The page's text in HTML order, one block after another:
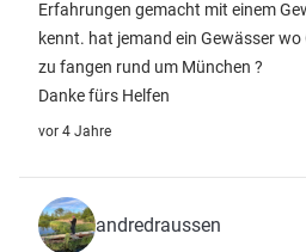
Erfahrungen gemacht mit einem
kennt. hat jemand ein Gewässer
zu fangen rund um München ?
Danke fürs Helfen
vor 4 Jahre
andredraussen